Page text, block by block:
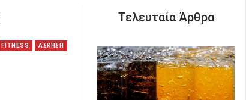
FITNESS ΑΣΚΗΣΗ
Τελευταία Άρθρα